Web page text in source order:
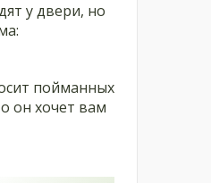
у двери, но
пойманных
он хочет вам